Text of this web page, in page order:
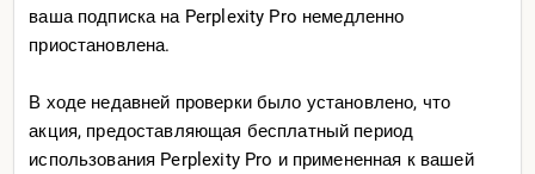
возня:
По итогу через 15-20 минут пыхтения вот такое он
вытворил
ваша подписка на Perplexity Pro немедленно
приостановлена.
В ходе недавней проверки было установлено, что
акция, предоставляющая бесплатный период
использования Perplexity Pro и примененная к вашей